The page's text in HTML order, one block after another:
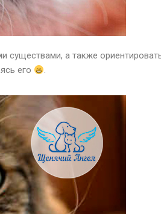
существами, а также
его
.